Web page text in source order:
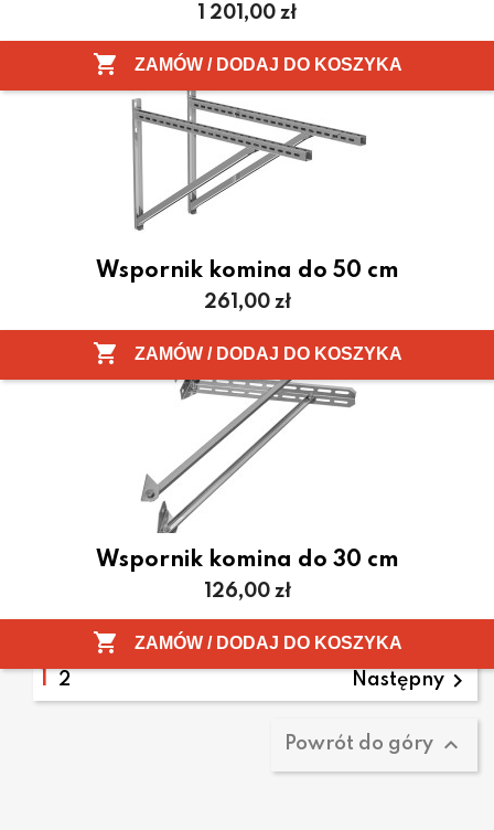
Cena
1 201,00 zł
 ZAMÓW / DODAJ DO KOSZYKA
Wspornik komina do 50 cm
Cena
261,00 zł
 ZAMÓW / DODAJ DO KOSZYKA
Wspornik komina do 30 cm
Cena
126,00 zł
 ZAMÓW / DODAJ DO KOSZYKA
Pokazano 1-12 z 13 pozycji
12 Następny 
Powrót do góry 